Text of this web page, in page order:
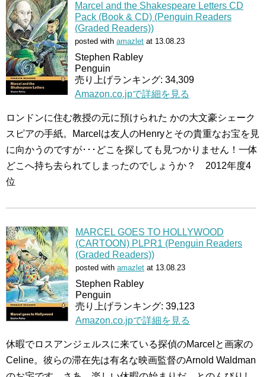
Marcel and the Shakespeare Letters CD
Pack (Book & CD) (Penguin Readers
(Graded Readers))
posted with amazlet at 13.08.23
Stephen Rabley
Penguin
売り上げランキング: 34,309
Amazon.co.jpで詳細を見る
ロンドンに住む教授の元に預けられた かの大文豪シェーク
スピアの手紙。Marcelは友人のHenryとその貴重なお宝を見
に向かうのですが･･･どこを探しても見つかりません！一体
どこへ持ち去られてしまったのでしょうか？ 2012年度4
位
MARCEL GOES TO HOLLYWOOD
(CARTOON) PLPR1 (Penguin Readers
(Graded Readers))
posted with amazlet at 13.08.23
Stephen Rabley
Penguin
売り上げランキング: 39,123
Amazon.co.jpで詳細を見る
休暇でロスアンジェルスに来ている探偵のMarcelと画家の
Celine。彼らの滞在先は有名な映画監督のArnold Waldman